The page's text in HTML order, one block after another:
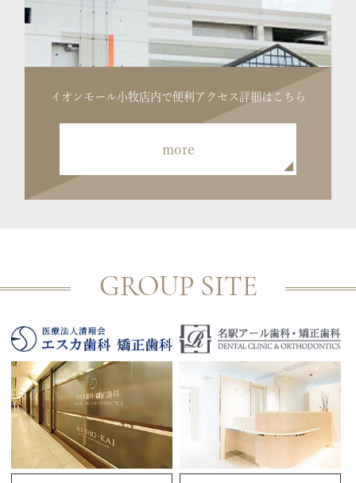
イオンモール小牧店内で便利 アクセス詳細はこちら
more
GROUP SITE